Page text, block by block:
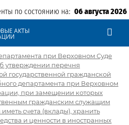
по состоянию на: 06 августа 2026
АКТЫ
при Верховном Суде
утверждении перечня
государственной гражданской
департамента при Верховном
при замещении которых
гражданским служащим
счета (вклады), хранить
и ценности в иностранных